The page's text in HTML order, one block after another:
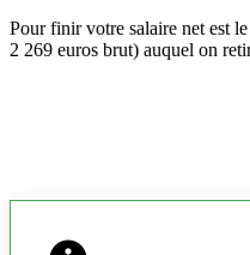
Pour finir votre salaire net est
2 269 euros brut) auquel on